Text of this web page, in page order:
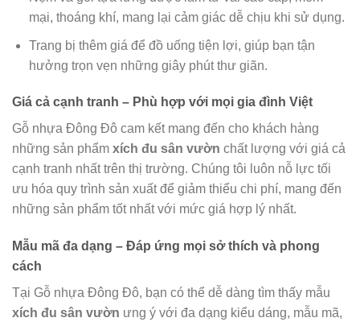
mại, thoáng khí, mang lại cảm giác dễ chịu khi sử dụng.
Trang bị thêm giá để đồ uống tiện lợi, giúp bạn tận
hưởng trọn vẹn những giây phút thư giãn.
Giá cả cạnh tranh – Phù hợp với mọi gia đình Việt
Gỗ nhựa Đông Đô cam kết mang đến cho khách hàng
những sản phẩm xích đu sân vườn chất lượng với giá cả
cạnh tranh nhất trên thị trường. Chúng tôi luôn nỗ lực tối
ưu hóa quy trình sản xuất để giảm thiểu chi phí, mang đến
những sản phẩm tốt nhất với mức giá hợp lý nhất.
Mẫu mã đa dạng – Đáp ứng mọi sở thích và phong
cách
Tại Gỗ nhựa Đông Đô, bạn có thể dễ dàng tìm thấy mẫu
xích đu sân vườn ưng ý với đa dạng kiểu dáng, mẫu mã,